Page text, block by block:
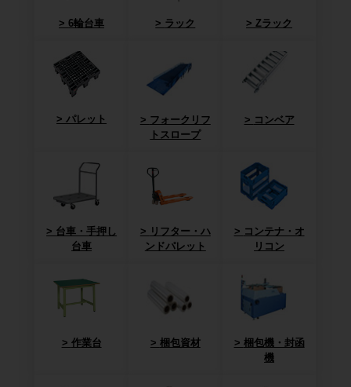
6輪台車 ラック Zラック
パレット
フォークリフ
トスロープ
コンベア
台車・手押し
台車
リフター・ハ
ンドパレット
コンテナ・オ
リコン
作業台 梱包資材
梱包機・封函
機